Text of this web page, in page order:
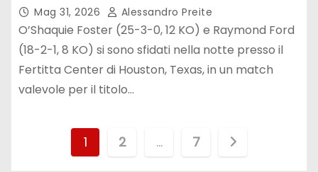
Mag 31, 2026 Alessandro Preite
O’Shaquie Foster (25-3-0, 12 KO) e Raymond Ford
(18-2-1, 8 KO) si sono sfidati nella notte presso il
Fertitta Center di Houston, Texas, in un match
valevole per il titolo…
1 2 … 7